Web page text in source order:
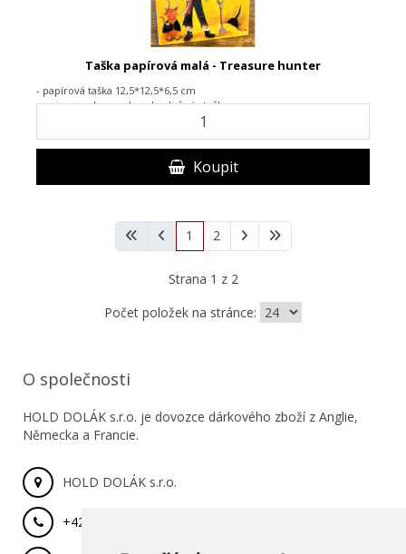
Taška papírová malá - Treasure hunter
- papírová taška 12,5*12,5*6,5 cm
- se jmenovkou, ucha z bavlněné stužky
Koupit
1 2
Strana 1 z 2
Počet položek na stránce:
O společnosti
HOLD DOLÁK s.r.o. je dovozce dárkového zboží z Anglie,
Německa a Francie.
HOLD DOLÁK s.r.o.
+420 777 029 462